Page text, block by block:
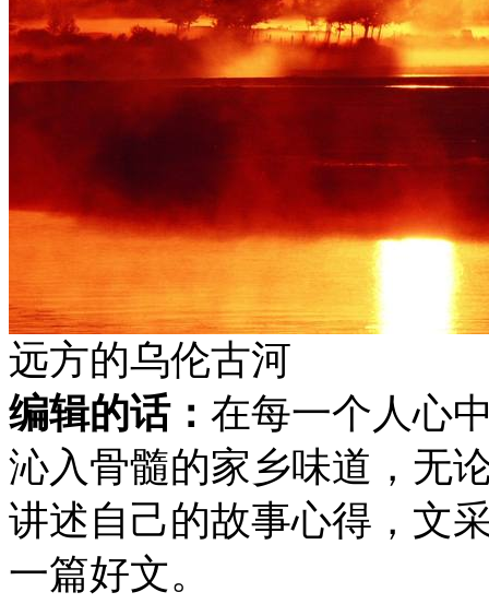
远方的乌伦古河
编辑的话： 在每一个人心
沁入骨髓的家乡味道，无
讲述自己的故事心得，文
一篇好文。